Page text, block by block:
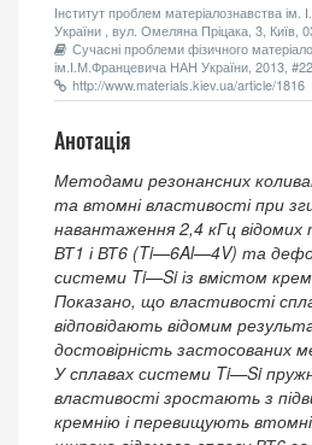
Інститут проблем матеріалознавства
України , вул. Омеляна Пріцака, 3, Київ,
Сучасні проблеми фізичного
ім.І.М.Францевича НАН України, 2013, #22
http://www.materials.kiev.ua/article/1816
Анотація
Методами резонансних
та втомні властивості при
навантаження 2,4 кГц відомих
ВТ1 і ВТ6 (Ti—6Al—4V) та
системи Ti—Si із вмістом
Показано, що властивості
відповідають відомим
достовірність застосованих
У сплавах системи Ti—Si
властивості зростають з
кремнію і перевищують